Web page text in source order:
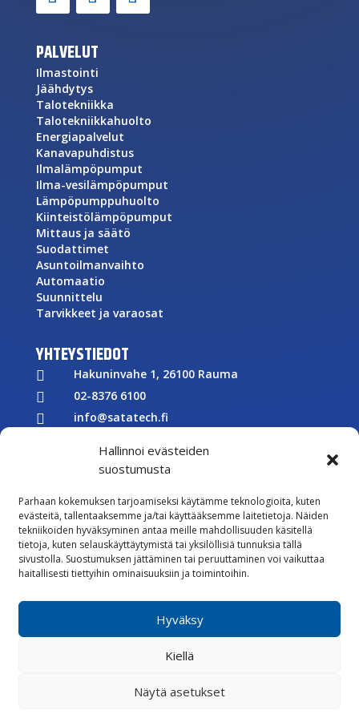
Hallinnoi evästeiden
suostumusta
Parhaan kokemuksen tarjoamiseksi käytämme teknologioita, kuten
evästeitä, tallentaaksemme ja/tai käyttääksemme laitetietoja. Näiden
tekniikoiden hyväksyminen antaa meille mahdollisuuden käsitellä
tietoja, kuten selauskäyttäytymistä tai yksilöllisiä tunnuksia tällä
sivustolla. Suostumuksen jättäminen tai peruuttaminen voi vaikuttaa
haitallisesti tiettyihin ominaisuuksiin ja toimintoihin.
Hyväksy
Kiellä
Näytä asetukset
PALVELUT
Ilmastointi
Jäähdytys
Talotekniikka
Talotekniikkahuolto
Energiapalvelut
Kanavapuhdistus
Ilmalämpöpumput
Ilma-vesilämpöpumput
Lämpöpumppuhuolto
Kiinteistölämpöpumput
Mittaus ja säätö
Suodattimet
Asuntoilmanvaihto
Automaatio
Suunnittelu
Tarvikkeet ja varaosat
YHTEYSTIEDOT
 Hakuninvahe 1, 26100 Rauma
 02-8376 6100
 info@satatech.fi
Y-tunnus: 2575266-3
 Töihin meille
 Lähetä meille palautetta
 Seuraa meitä Facebookissa
 Seuraa meitä Instagramissa
Vastuullisuus